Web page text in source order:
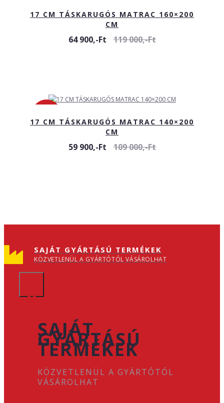
17 CM TÁSKARUGÓS MATRAC 160×200
CM
64 900,-Ft 119 000,-Ft
17 CM TÁSKARUGÓS MATRAC 140×200
CM
59 900,-Ft 109 000,-Ft
SAJÁT GYÁRTÁSÚ TERMÉKEK
KÖZVETLENÜL A GYÁRTÓTÓL VÁSÁROLHAT
×
SAJÁT
GYÁRTÁSÚ
TERMÉKEK
KÖZVETLENÜL A GYÁRTÓTÓL
VÁSÁROLHAT